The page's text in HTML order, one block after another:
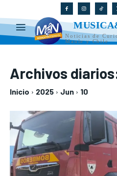
Noticias de
Maule y Chile
Archivos
Inicio 2025 Jun 10